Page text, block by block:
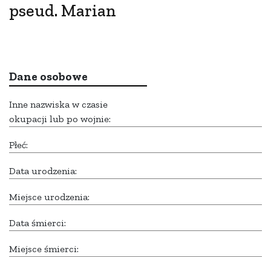
pseud. Marian
Dane osobowe
Inne nazwiska w czasie
okupacji lub po wojnie:
Płeć:
Data urodzenia:
Miejsce urodzenia:
Data śmierci:
Miejsce śmierci: